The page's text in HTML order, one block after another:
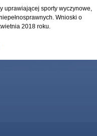
uprawiającej sporty wyczynowe,
Wnioski o
2018 roku.